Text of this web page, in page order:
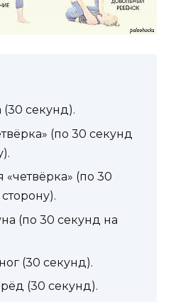
(30 секунд).
(по 30 секунд
(по 30
(по 30 секунд на
(30 секунд).
(30 секунд).